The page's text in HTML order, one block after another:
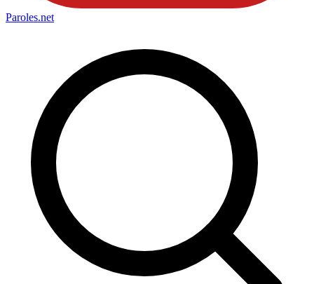
Paroles.net